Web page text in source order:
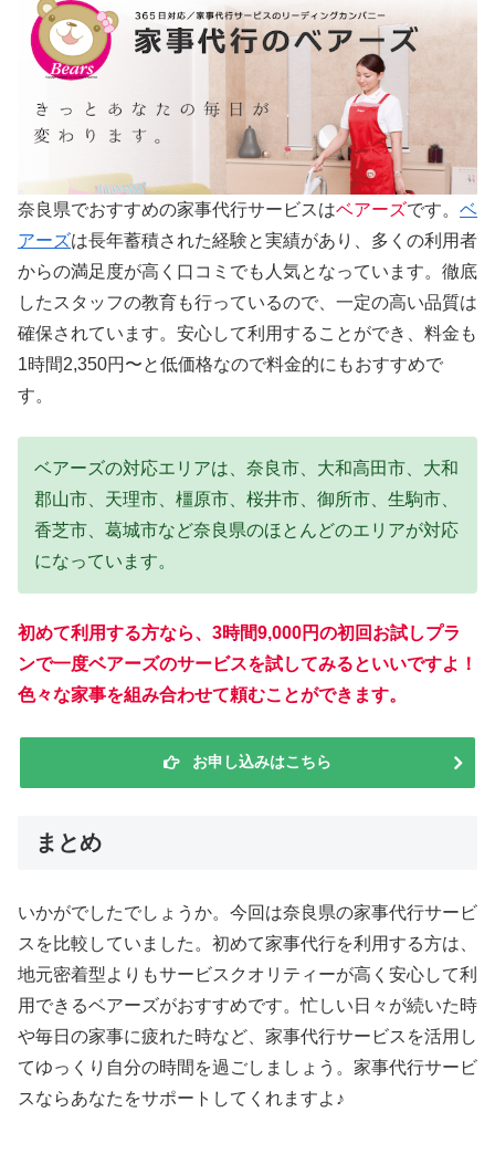
奈良県でおすすめの家事代行サービスはベアーズです。 ベ
アーズは長年蓄積された経験と実績があり、多くの利用者
からの満足度が高く口コミでも人気となっています。徹底
したスタッフの教育も行っているので、一定の高い品質は
確保されています。安心して利用することができ、料金も
1時間2,350円〜と低価格なので料金的にもおすすめで
す。
ベアーズの対応エリアは、奈良市、大和高田市、大和
郡山市、天理市、橿原市、桜井市、御所市、生駒市、
香芝市、葛城市など奈良県のほとんどのエリアが対応
になっています。
初めて利用する方なら、3時間9,000円の初回お試しプラ
ンで一度ベアーズのサービスを試してみるといいですよ！
色々な家事を組み合わせて頼むことができます。
お申し込みはこちら
まとめ
いかがでしたでしょうか。今回は奈良県の家事代行サービ
スを比較していました。初めて家事代行を利用する方は、
地元密着型よりもサービスクオリティーが高く安心して利
用できるベアーズがおすすめです。忙しい日々が続いた時
や毎日の家事に疲れた時など、家事代行サービスを活用し
てゆっくり自分の時間を過ごしましょう。家事代行サービ
スならあなたをサポートしてくれますよ♪